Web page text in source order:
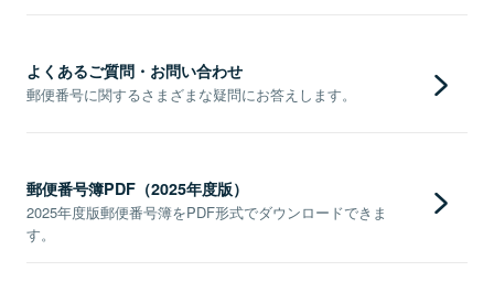
よくあるご質問・お問い合わせ
郵便番号に関するさまざまな疑問にお答えします。
郵便番号簿PDF（2025年度版）
2025年度版郵便番号簿をPDF形式でダウンロードできま
す。